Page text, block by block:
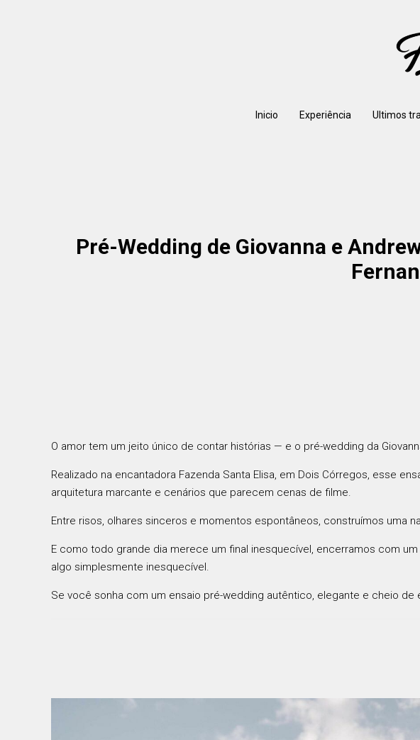
Inicio Experiência Ultimos
Pré-Wedding de Giovanna e
O amor tem um jeito único de contar histórias — e o pré-wedding da
Realizado na encantadora Fazenda Santa Elisa, em Dois Córregos, esse
arquitetura marcante e cenários que parecem cenas de filme.
Entre risos, olhares sinceros e momentos espontâneos, construímos uma
E como todo grande dia merece um final inesquecível, encerramos com
algo simplesmente inesquecível.
Se você sonha com um ensaio pré-wedding autêntico, elegante e cheio